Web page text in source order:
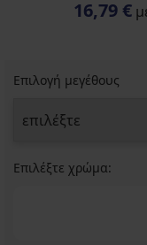
16,79 €
Επιλογή μεγέθους
Επιλέξτε χρώμα: